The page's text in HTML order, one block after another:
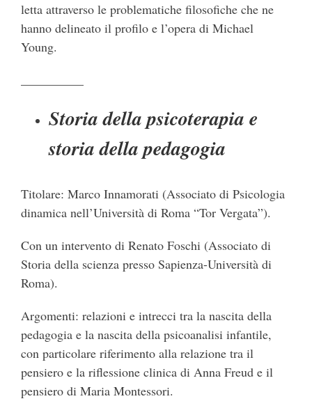
letta attraverso le problematiche filosofiche che ne
hanno delineato il profilo e l’opera di Michael
Young.
Storia della psicoterapia e
storia della pedagogia
Titolare: Marco Innamorati (Associato di Psicologia
dinamica nell’Università di Roma “Tor Vergata”).
Con un intervento di Renato Foschi (Associato di
Storia della scienza presso Sapienza-Università di
Roma).
Argomenti: relazioni e intrecci tra la nascita della
pedagogia e la nascita della psicoanalisi infantile,
con particolare riferimento alla relazione tra il
pensiero e la riflessione clinica di Anna Freud e il
pensiero di Maria Montessori.